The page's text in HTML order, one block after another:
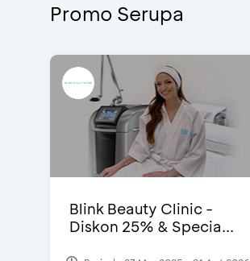
Promo Serupa
Blink Beauty Clinic -
Diskon 25% & Specia...